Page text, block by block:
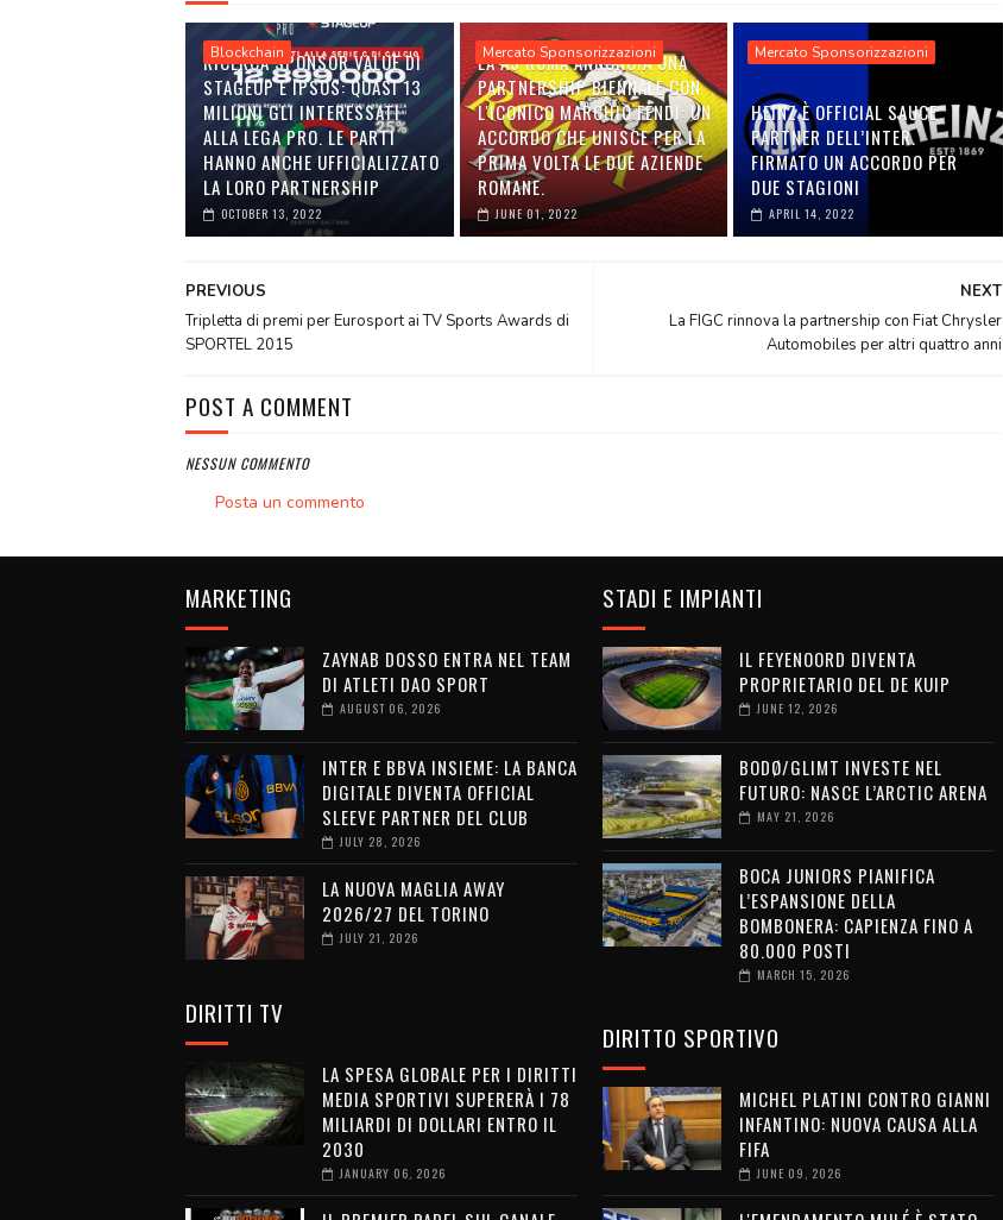
Blockchain
RICERCA SPONSOR VALUE DI
STAGEUP E IPSOS: QUASI 13
MILIONI GLI INTERESSATI
ALLA LEGA PRO. LE PARTI
HANNO ANCHE UFFICIALIZZATO
LA LORO PARTNERSHIP
OCTOBER 13, 2022
Mercato Sponsorizzazioni
LA AS ROMA ANNUNCIA UNA
PARTNERSHIP BIENNALE CON
L'ICONICO MARCHIO FENDI: UN
ACCORDO CHE UNISCE PER LA
PRIMA VOLTA LE DUE AZIENDE
ROMANE.
JUNE 01, 2022
Mercato Sponsorizzazioni
HEINZ È OFFICIAL SAUCE
PARTNER DELL’INTER.
FIRMATO UN ACCORDO PER
DUE STAGIONI
APRIL 14, 2022
NEXT
La FIGC rinnova la partnership con Fiat Chrysler
Automobiles per altri quattro anni
PREVIOUS
Tripletta di premi per Eurosport ai TV Sports Awards di
SPORTEL 2015
POST A COMMENT
NESSUN COMMENTO
Posta un commento
MARKETING
ZAYNAB DOSSO ENTRA NEL TEAM
DI ATLETI DAO SPORT
AUGUST 06, 2026
INTER E BBVA INSIEME: LA BANCA
DIGITALE DIVENTA OFFICIAL
SLEEVE PARTNER DEL CLUB
JULY 28, 2026
LA NUOVA MAGLIA AWAY
2026/27 DEL TORINO
JULY 21, 2026
DIRITTI TV
LA SPESA GLOBALE PER I DIRITTI
MEDIA SPORTIVI SUPERERÀ I 78
MILIARDI DI DOLLARI ENTRO IL
2030
JANUARY 06, 2026
STADI E IMPIANTI
IL FEYENOORD DIVENTA
PROPRIETARIO DEL DE KUIP
JUNE 12, 2026
BODØ/GLIMT INVESTE NEL
FUTURO: NASCE L’ARCTIC ARENA
MAY 21, 2026
BOCA JUNIORS PIANIFICA
L’ESPANSIONE DELLA
BOMBONERA: CAPIENZA FINO A
80.000 POSTI
MARCH 15, 2026
DIRITTO SPORTIVO
MICHEL PLATINI CONTRO GIANNI
INFANTINO: NUOVA CAUSA ALLA
FIFA
JUNE 09, 2026